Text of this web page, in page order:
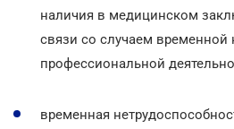
наличия в медицинском
связи со случаем временной
профессиональной
временная